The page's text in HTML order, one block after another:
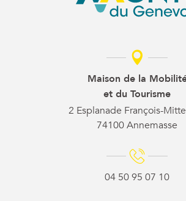
Maison de la
et du Tourisme
2 Esplanade François-
74100 Annemasse
04 50 95 07 10